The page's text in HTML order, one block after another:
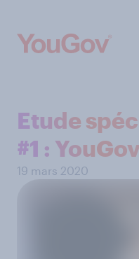
Etude
#1 :
19 mars 2020